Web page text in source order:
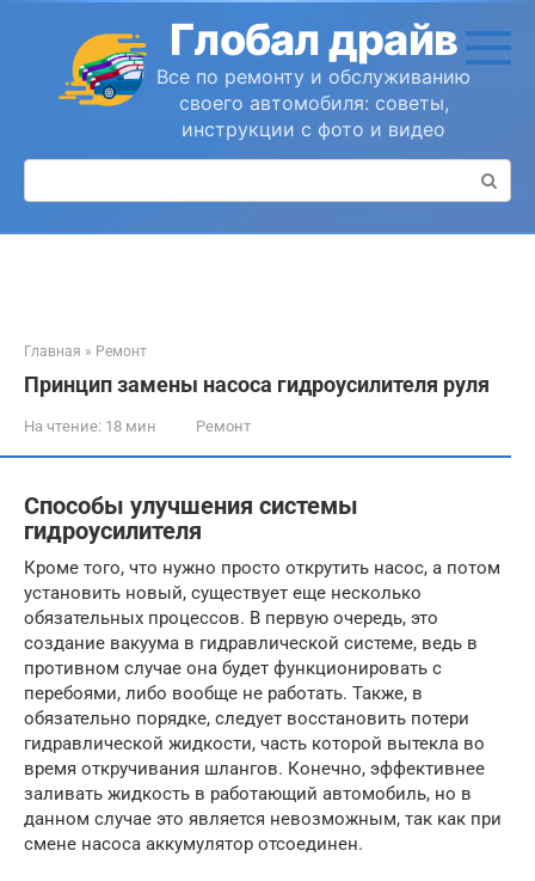
контенту
Глобал драйв
Все по ремонту и обслуживанию
своего автомобиля: советы,
инструкции с фото и видео
Поиск:
Главная » Ремонт
Принцип замены насоса гидроусилителя руля
На чтение: 18 мин Ремонт
Способы улучшения системы
гидроусилителя
Кроме того, что нужно просто открутить насос, а потом
установить новый, существует еще несколько
обязательных процессов. В первую очередь, это
создание вакуума в гидравлической системе, ведь в
противном случае она будет функционировать с
перебоями, либо вообще не работать. Также, в
обязательно порядке, следует восстановить потери
гидравлической жидкости, часть которой вытекла во
время откручивания шлангов. Конечно, эффективнее
заливать жидкость в работающий автомобиль, но в
данном случае это является невозможным, так как при
смене насоса аккумулятор отсоединен.